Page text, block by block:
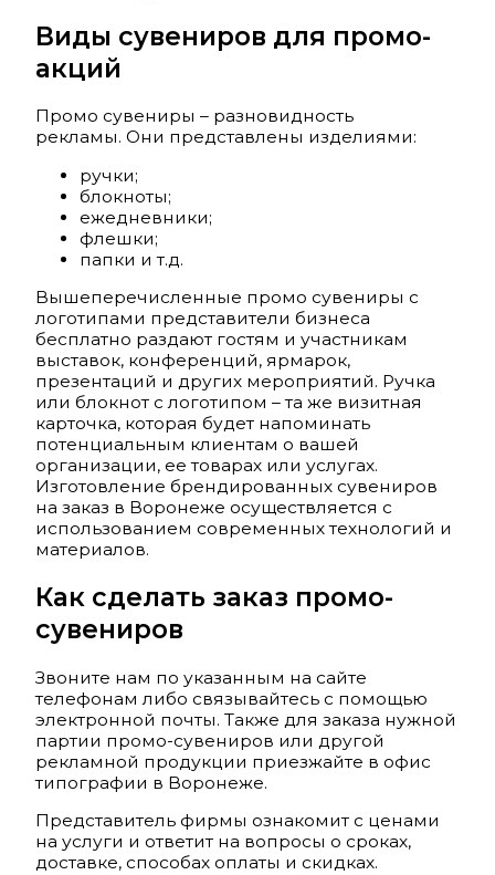
Виды сувениров для промо-
акций
Промо сувениры – разновидность
рекламы. Они представлены изделиями:
ручки;
блокноты;
ежедневники;
флешки;
папки и т.д.
Вышеперечисленные промо сувениры с
логотипами представители бизнеса
бесплатно раздают гостям и участникам
выставок, конференций, ярмарок,
презентаций и других мероприятий. Ручка
или блокнот с логотипом – та же визитная
карточка, которая будет напоминать
потенциальным клиентам о вашей
организации, ее товарах или услугах.
Изготовление брендированных сувениров
на заказ в Воронеже осуществляется с
использованием современных технологий и
материалов.
Как сделать заказ промо-
сувениров
Звоните нам по указанным на сайте
телефонам либо связывайтесь с помощью
электронной почты. Также для заказа нужной
партии промо-сувениров или другой
рекламной продукции приезжайте в офис
типографии в Воронеже.
Представитель фирмы ознакомит с ценами
на услуги и ответит на вопросы о сроках,
доставке, способах оплаты и скидках.